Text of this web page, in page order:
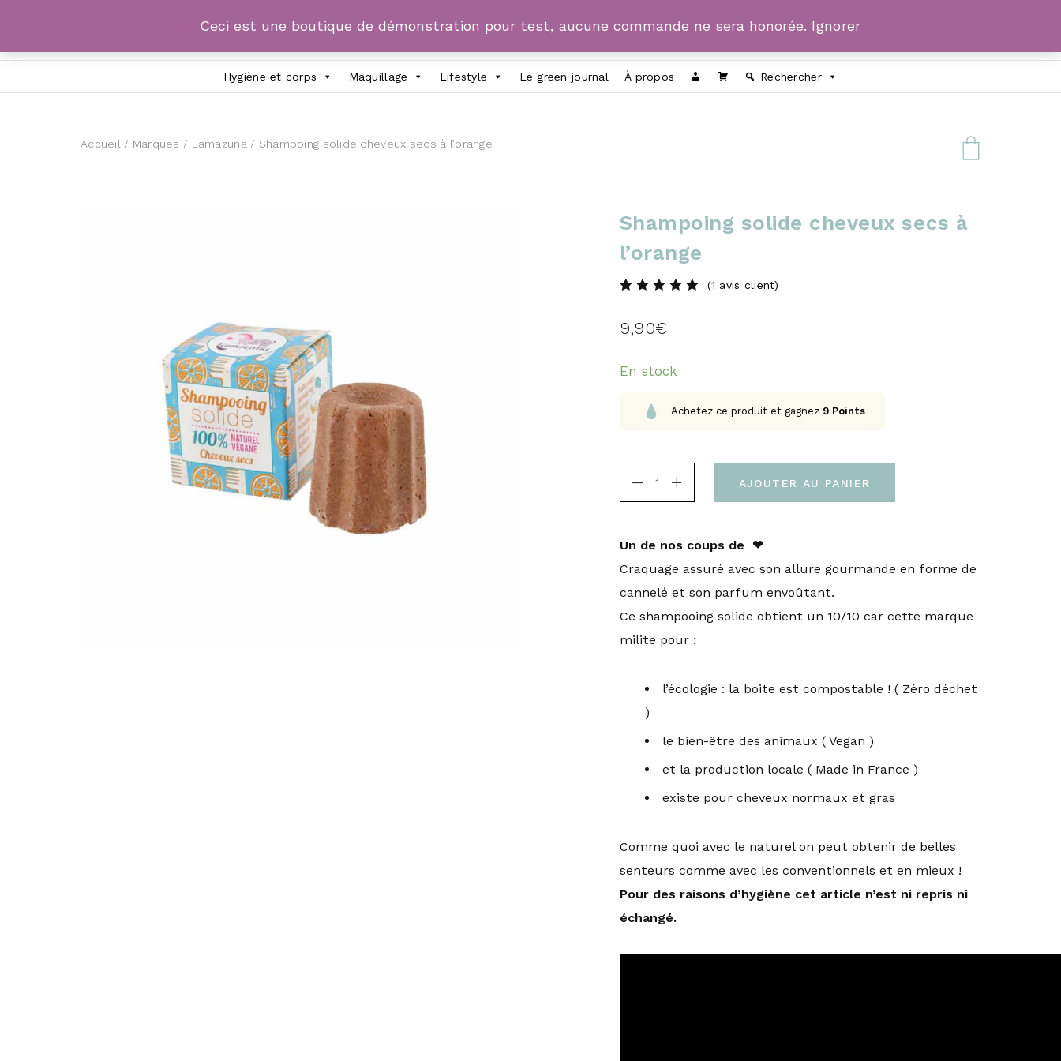
Hygiène et corps Maquillage Lifestyle Le green journal À propos Rechercher
Accueil / Marques / Lamazuna / Shampoing solide cheveux secs à l’orange
Shampoing solide cheveux secs à
l’orange
notation client
(1 avis client)
9,90€
En stock
Achetez ce produit et gagnez 9Points
AJOUTER AU PANIER
Un de nos coups de ❤︎
Craquage assuré avec son allure gourmande en forme de
cannelé et son parfum envoûtant.
Ce shampooing solide obtient un 10/10 car cette marque
milite pour :
l’écologie : la boite est compostable ! ( Zéro déchet
)
le bien-être des animaux ( Vegan )
et la production locale ( Made in France )
existe pour cheveux normaux et gras
Comme quoi avec le naturel on peut obtenir de belles
senteurs comme avec les conventionnels et en mieux !
Pour des raisons d’hygiène cet article n’est ni repris ni
échangé.
Ceci est une boutique de démonstration pour test, aucune commande ne sera honorée. Ignorer